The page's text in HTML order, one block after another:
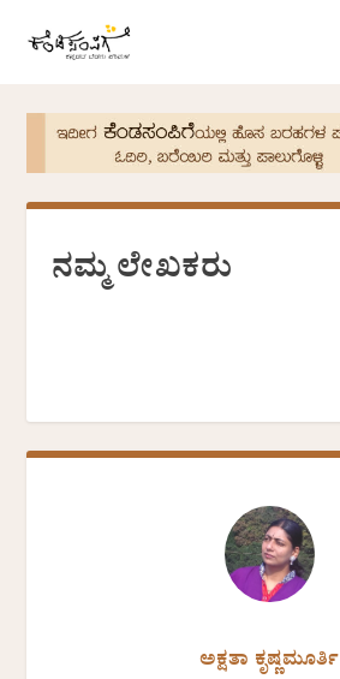
ನಮ್ಮ ಲೇಖಕರು
ಅಕ್ಷತಾ ಕೃಷ್ಣಮೂರ್ತಿ